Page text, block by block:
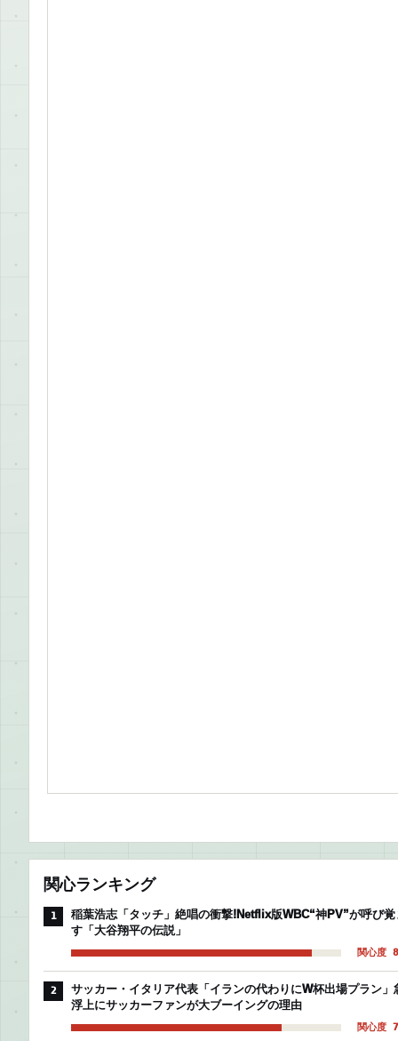
関心ランキング
1
稲葉浩志「タッチ」絶唱の衝撃!Netflix版WBC“神PV”が呼び覚
す「大谷翔平の伝説」
関心度
2
サッカー・イタリア代表「イランの代わりにW杯出場プラン」
浮上にサッカーファンが大ブーイングの理由
関心度